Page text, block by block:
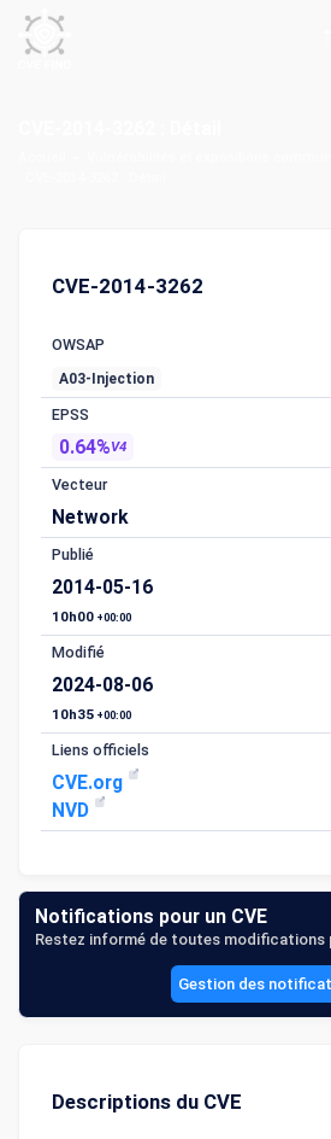
CVE-2014-3262
OWSAP
A03-Injection
EPSS
0.64%V4
Vecteur
Network
Publié
2014-05-16
10h00 +00:00
Modifié
2024-08-06
10h35 +00:00
Liens officiels
CVE.org
NVD
Notifications pour un CVE
Restez informé de toutes modifications
Gestion des
Descriptions du CVE